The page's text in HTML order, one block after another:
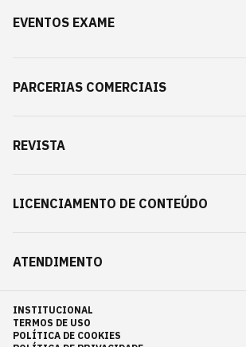
EVENTOS EXAME
PARCERIAS COMERCIAIS
REVISTA
LICENCIAMENTO DE CONTEÚDO
ATENDIMENTO
INSTITUCIONAL
TERMOS DE USO
POLÍTICA DE COOKIES